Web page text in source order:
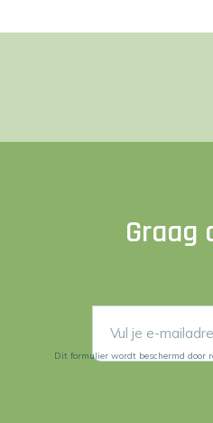
Graag
Dit formulier wordt beschermd door